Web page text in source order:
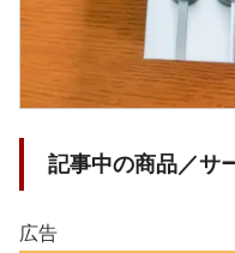
記事中の商品／サ
広告